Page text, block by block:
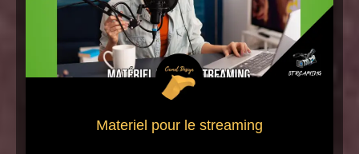
Materiel pour le streaming